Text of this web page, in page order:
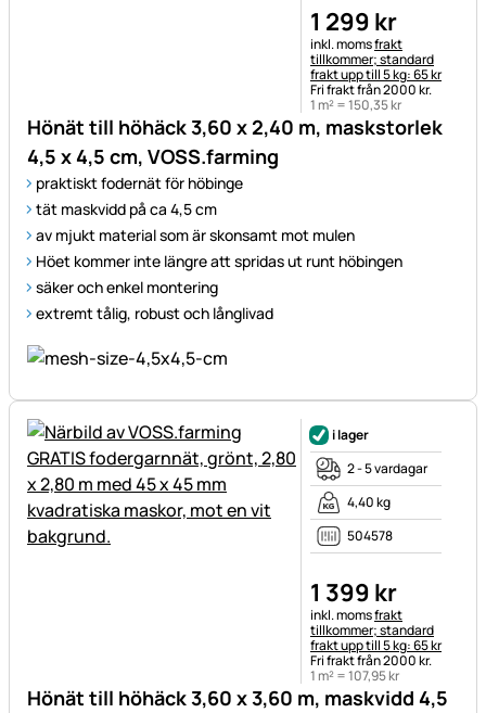
Hönät till höhäck 3,60 x 2,40 m, maskstorlek
4,5 x 4,5 cm, VOSS.farming
praktiskt fodernät för höbinge
tät maskvidd på ca 4,5 cm
av mjukt material som är skonsamt mot mulen
Höet kommer inte längre att spridas ut runt höbingen
säker och enkel montering
extremt tålig, robust och långlivad
1 299 kr
Skatteinformation:
inkl. momsfrakt
tillkommer; standard
frakt upp till 5 kg: 65 kr
Fri frakt från 2000 kr.
1 m² =150,35kr
Hönät till höhäck 3,60 x 3,60 m, maskvidd 4,5
i lager
2 - 5 vardagar
4,40 kg
504578
1 399 kr
Skatteinformation:
inkl. momsfrakt
tillkommer; standard
frakt upp till 5 kg: 65 kr
Fri frakt från 2000 kr.
1 m² =107,95kr